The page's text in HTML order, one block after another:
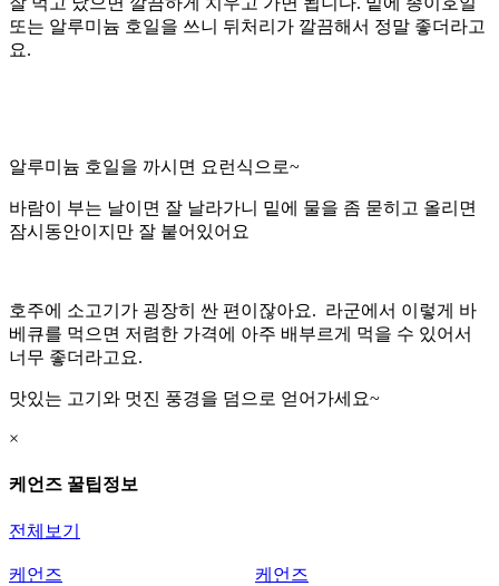
또는 알루미늄 호일을 쓰니 뒤처리가 깔끔해서 정말 좋더라고
요.
알루미늄 호일을 까시면 요런식으로~
바람이 부는 날이면 잘 날라가니 밑에 물을 좀 묻히고 올리면
잠시동안이지만 잘 붙어있어요
호주에 소고기가 굉장히 싼 편이잖아요. 라군에서 이렇게 바
베큐를 먹으면 저렴한 가격에 아주 배부르게 먹을 수 있어서
너무 좋더라고요.
맛있는 고기와 멋진 풍경을 덤으로 얻어가세요~
×
케언즈 꿀팁정보
전체보기
케언즈
케언즈